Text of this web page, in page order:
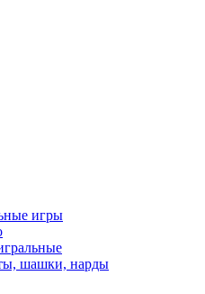
игры
шашки, нарды